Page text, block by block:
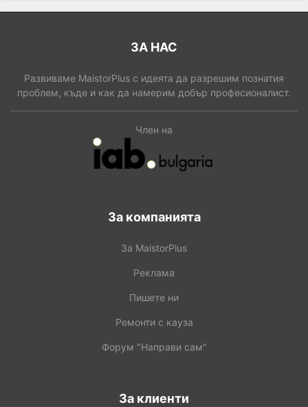
ЗА НАС
Развиваме MaistorPlus с идеята да разрешим познатия
проблем, къде и как да намерим добър професионалист.
Член на
За компанията
За MaistorPlus
Реклама
Пишете ни
Ремонти с кауза
Форум "Направи сам"
За клиенти